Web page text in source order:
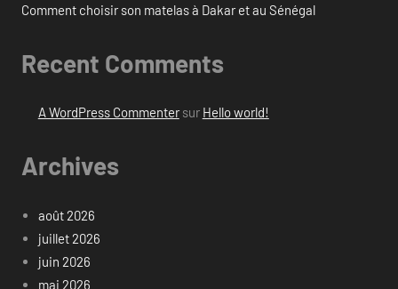
Comment choisir son matelas à Dakar et au Sénégal
Recent Comments
A WordPress Commentersur Hello world!
Archives
août 2026
juillet 2026
juin 2026
mai 2026